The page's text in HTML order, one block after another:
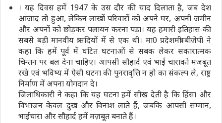
। यह दिवस हमें 1947 के उस दौर की याद दिलाता है, जब देश
आजाद तो हुआ, लेकिन लाखों परिवारों को अपने घर, अपनी जमीन
और अपनों को छोड़कर पलायन करना पड़ा। यह हमारी इतिहास की
सबसे बड़ी मानवीय त्रासदियों में से एक थी। मा0 प्रदेशमंत्री बीजेपी ने
कहा कि हमें पूर्व में घटित घटनाओं से सबक लेकर सकारात्मक
चिन्तन पर बल देना चाहिए। आपसी सौहार्द एवं भाई चाराको मजबूत
रखे एवं भविष्य में ऐसी घटना की पुनरावृत्ति न हो का संकल्प ले, राष्ट्र
निर्माण में अपना योगदान दे।
जिलाधिकारी ने कहा कि यह घटना हमें सीख देती है कि हिंसा और
विभाजन केवल दुख और विनाश लाते हैं, जबकि आपसी सम्मान,
भाईचारा और सौहार्द हमें मज़बूत बनाते हैं।